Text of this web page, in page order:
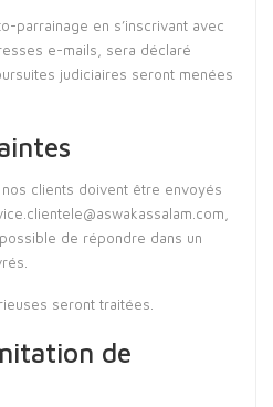
parrainage en s’inscrivant avec
e-mails, sera déclaré
judiciaires seront menées
clients doivent être envoyés
de répondre dans un
seront traitées.
de